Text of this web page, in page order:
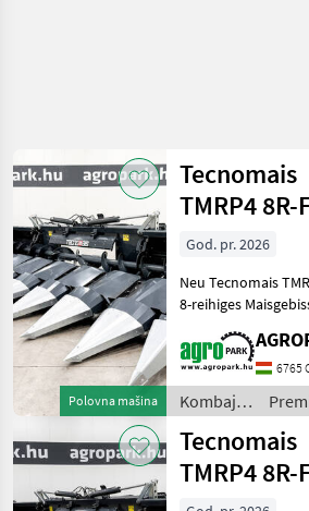
Polovna mašina
Tecnomais
TMRP4 8R-
UNUSED 8
(75 cm),
foldable
God. pr. 2026
Neu Tecnomais
8-reihiges
John Deere W- und
Mähdrescher,
Stängelhäcksler,
Stoppelbrecher,
6765
Kombajni
/
Tecnomais
Tecnomais
TMRP4 8R-
UNUSED 8